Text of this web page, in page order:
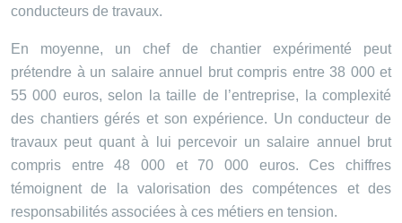
conducteurs de travaux.
En moyenne, un chef de chantier expérimenté peut
prétendre à un salaire annuel brut compris entre 38 000 et
55 000 euros, selon la taille de l’entreprise, la complexité
des chantiers gérés et son expérience. Un conducteur de
travaux peut quant à lui percevoir un salaire annuel brut
compris entre 48 000 et 70 000 euros. Ces chiffres
témoignent de la valorisation des compétences et des
responsabilités associées à ces métiers en tension.